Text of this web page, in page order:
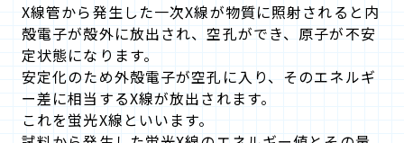
X線管から発生した一次X線が物質に照射されると内
殻電子が殻外に放出され、空孔ができ、原子が不安
定状態になります。
安定化のため外殻電子が空孔に入り、そのエネルギ
ー差に相当するX線が放出されます。
これを蛍光X線といいます。